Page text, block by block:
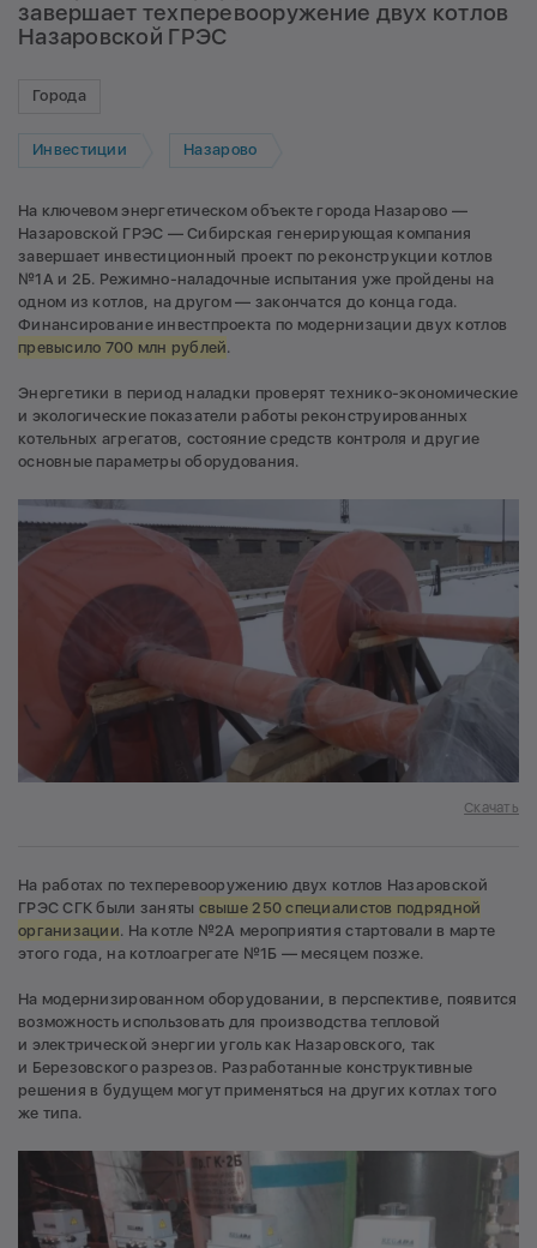
завершает техперевооружение двух котлов
Назаровской ГРЭС
Города
Инвестиции Назарово
На ключевом энергетическом объекте города Назарово —
Назаровской ГРЭС — Сибирская генерирующая компания
завершает инвестиционный проект по реконструкции котлов
№1А и 2Б. Режимно-наладочные испытания уже пройдены на
одном из котлов, на другом — закончатся до конца года.
Финансирование инвестпроекта по модернизации двух котлов
превысило 700 млн рублей.
Энергетики в период наладки проверят технико-экономические
и экологические показатели работы реконструированных
котельных агрегатов, состояние средств контроля и другие
основные параметры оборудования.
Скачать
На работах по техперевооружению двух котлов Назаровской
ГРЭС СГК были заняты свыше 250 специалистов подрядной
организации. На котле №2А мероприятия стартовали в марте
этого года, на котлоагрегате №1Б — месяцем позже.
На модернизированном оборудовании, в перспективе, появится
возможность использовать для производства тепловой
и электрической энергии уголь как Назаровского, так
и Березовского разрезов. Разработанные конструктивные
решения в будущем могут применяться на других котлах того
же типа.